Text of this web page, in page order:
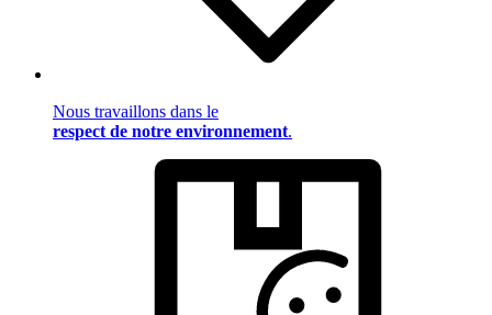
Nous travaillons dans le
respect de notre environnement.